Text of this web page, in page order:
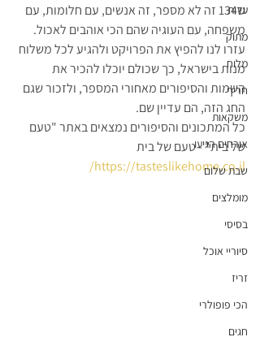
עדות
מתוק
מלוח
חריף
משקאות
אורחים הגיעו
שבת שלום
מומלצים
בסיסי
סיוריי אוכל
זריז
הכי פופולרי
חגים
ש134 זה לא מספר, זה אנשים, עם חלומות, עם
משפחה, עם העוגיה שהם הכי אוהבים לאכול.
עזרו לנו להפיץ את הפרויקט ולהגיע לכל משלוח
מנות בישראל, כך שכולם יוכלו להכיר את
השמות והסיפורים מאחורי המספר, ולזכור שגם
החג הזה, הם עדיין שם.
כל המתכונים והסיפורים נמצאים באתר "טעם
של בית" - טעם של בית
https://tasteslikehome.co.il/